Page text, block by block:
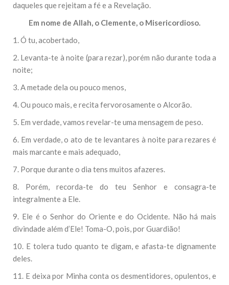
daqueles que rejeitam a fé e a Revelação.
Em nome de Allah, o Clemente, o Misericordioso.
1. Ó tu, acobertado,
2. Levanta-te à noite (para rezar), porém não durante toda a
noite;
3. A metade dela ou pouco menos,
4. Ou pouco mais, e recita fervorosamente o Alcorão.
5. Em verdade, vamos revelar-te uma mensagem de peso.
6. Em verdade, o ato de te levantares à noite para rezares é
mais marcante e mais adequado,
7. Porque durante o dia tens muitos afazeres.
8. Porém, recorda-te do teu Senhor e consagra-te
integralmente a Ele.
9. Ele é o Senhor do Oriente e do Ocidente. Não há mais
divindade além d’Ele! Toma-O, pois, por Guardião!
10. E tolera tudo quanto te digam, e afasta-te dignamente
deles.
11. E deixa por Minha conta os desmentidores, opulentos, e